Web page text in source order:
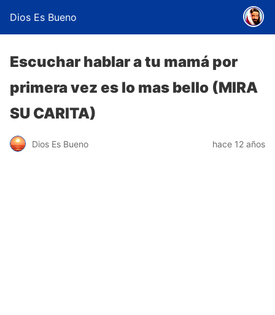
Dios Es Bueno
Escuchar hablar a tu mamá por
primera vez es lo mas bello (MIRA
SU CARITA)
Dios Es Bueno hace 12 años